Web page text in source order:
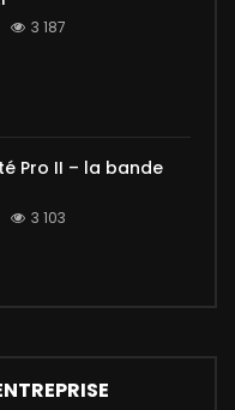
3 187
Pro II – la bande
3 103